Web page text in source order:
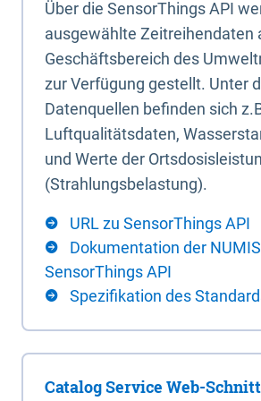
Über die SensorThings API
ausgewählte Zeitreihendaten
Geschäftsbereich des
zur Verfügung gestellt. Unter
Datenquellen befinden sich
Luftqualitätsdaten,
und Werte der
(Strahlungsbelastung).
URL zu SensorThings API
Dokumentation der
SensorThings API
Spezifikation des
Catalog Service Web-